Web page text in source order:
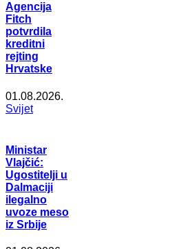
Agencija
Fitch
potvrdila
kreditni
rejting
Hrvatske
01.08.2026.
Svijet
Ministar
Vlajčić:
Ugostitelji u
Dalmaciji
ilegalno
uvoze meso
iz Srbije